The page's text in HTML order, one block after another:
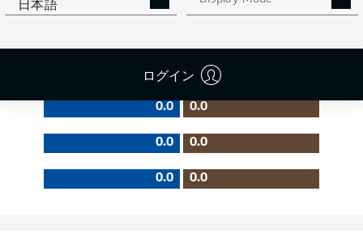
日本語
ログイン
0 % 成功率 0 %
PASS EFFICIENCY
0.0 0.0
0.0 0.0
0.0 0.0